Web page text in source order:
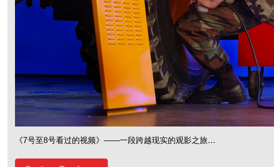
《7号至8号看过的视频》——一段跨越现实的观影之旅…